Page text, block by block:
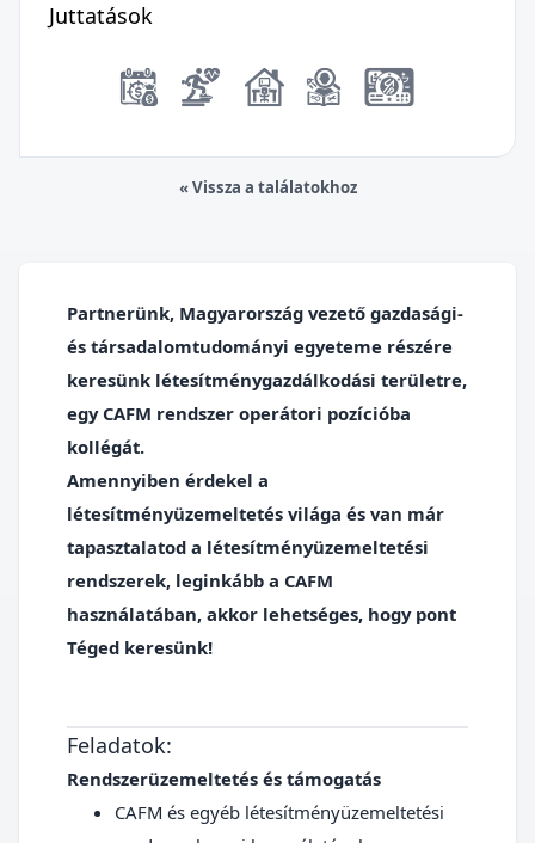
Juttatások
« Vissza a találatokhoz
Partnerünk, Magyarország vezető gazdasági-
és társadalomtudományi egyeteme részére
keresünk létesítménygazdálkodási területre,
egy CAFM rendszer operátori pozícióba
kollégát.
Amennyiben érdekel a
létesítményüzemeltetés világa és van már
tapasztalatod a létesítményüzemeltetési
rendszerek, leginkább a CAFM
használatában, akkor lehetséges, hogy pont
Téged keresünk!
Feladatok:
Rendszerüzemeltetés és támogatás
CAFM és egyéb létesítményüzemeltetési